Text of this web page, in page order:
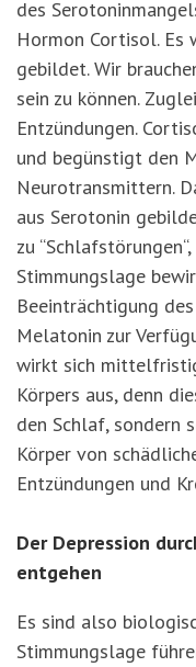
des
Hormon Cortisol.
gebildet. Wir
sein zu können.
Entzündungen.
und begünstigt den
Neurotransmittern.
aus Serotonin
zu
Stimmungslage
Beeinträchtigung
Melatonin zur
wirkt sich
Körpers aus, denn
den Schlaf, sondern
Körper von
Entzündungen und
Der Depression
entgehen
Es sind also
Stimmungslage